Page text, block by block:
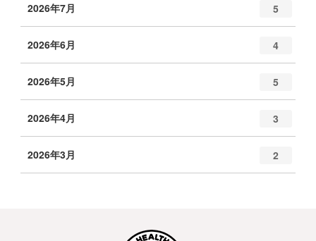
2026年7月 5
2026年6月 4
2026年5月 5
2026年4月 3
2026年3月 2